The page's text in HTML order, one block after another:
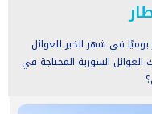
في شهر الخير للعوائل
السورية المحتاجة في